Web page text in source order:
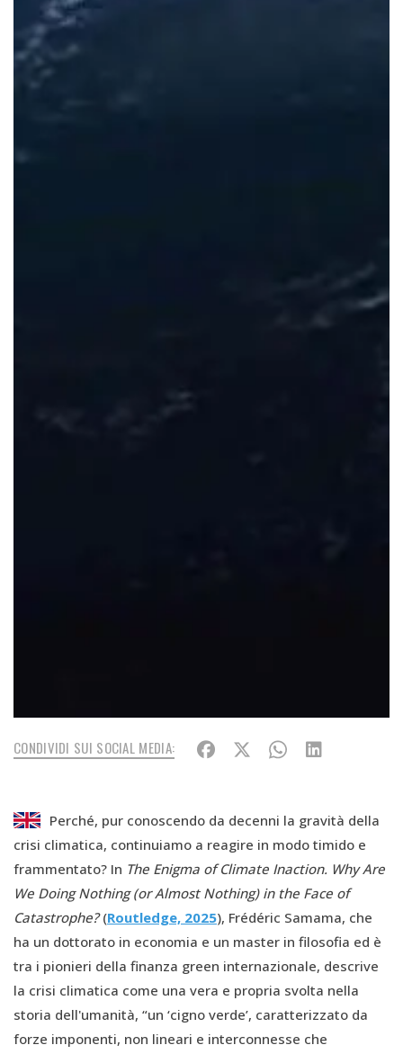
CONDIVIDI SUI SOCIAL MEDIA:
Perché, pur conoscendo da decenni la gravità della
crisi climatica, continuiamo a reagire in modo timido e
frammentato? In The Enigma of Climate Inaction. Why Are
We Doing Nothing (or Almost Nothing) in the Face of
Catastrophe?(Routledge, 2025), Frédéric Samama, che
ha un dottorato in economia e un master in filosofia ed è
tra i pionieri della finanza green internazionale, descrive
la crisi climatica come una vera e propria svolta nella
storia dell'umanità, “un ‘cigno verde’, caratterizzato da
forze imponenti, non lineari e interconnesse che